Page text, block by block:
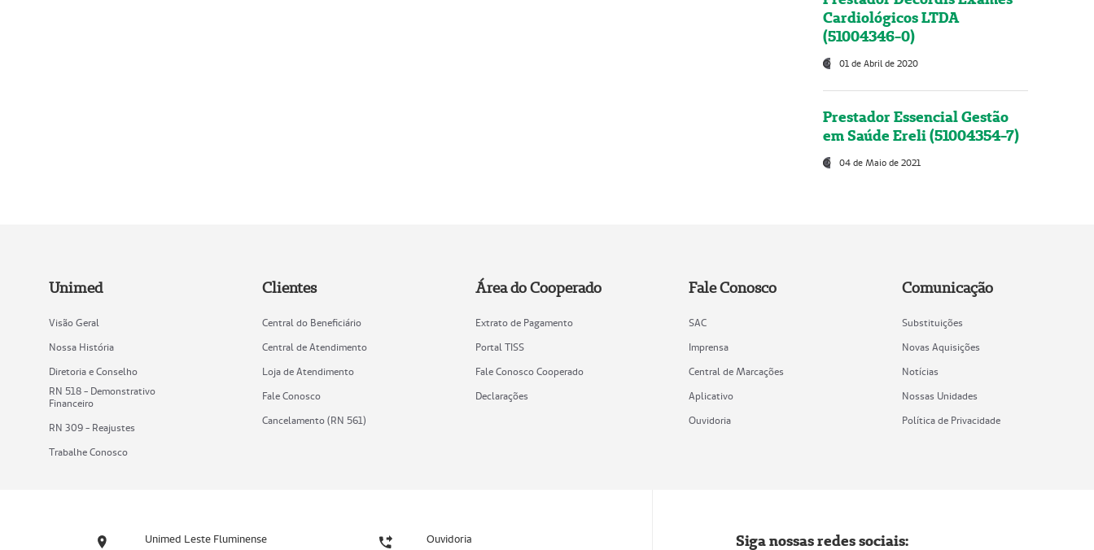
Cardiológicos LTDA
(51004346-0)
01 de Abril de 2020
Prestador Essencial Gestão
em Saúde Ereli (51004354-7)
04 de Maio de 2021
Unimed
Visão Geral
Nossa História
Diretoria e Conselho
RN 518 - Demonstrativo
Financeiro
RN 309 - Reajustes
Trabalhe Conosco
Clientes
Central do Beneficiário
Central de Atendimento
Loja de Atendimento
Fale Conosco
Cancelamento (RN 561)
Área do Cooperado
Extrato de Pagamento
Portal TISS
Fale Conosco Cooperado
Declarações
Fale Conosco
SAC
Imprensa
Central de Marcações
Aplicativo
Ouvidoria
Comunicação
Substituições
Novas Aquisições
Notícias
Nossas Unidades
Política de Privacidade
Unimed Leste Fluminense Ouvidoria Siga nossas redes sociais: